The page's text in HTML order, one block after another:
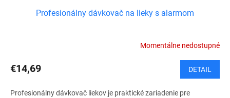
Profesionálny dávkovač na lieky s alarmom
Momentálne nedostupné
€14,69 DETAIL
Profesionálny dávkovač liekov je praktické zariadenie pre